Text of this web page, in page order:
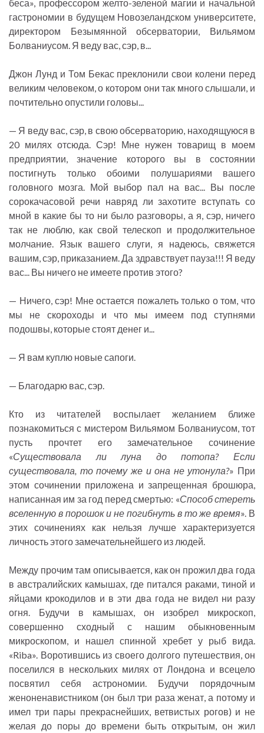
беса», профессором желто-зеленой магии и начальной
гастрономии в будущем Новозеландском университете,
директором Безымянной обсерватории, Вильямом
Болваниусом. Я веду вас, сэр, в...
Джон Лунд и Том Бекас преклонили свои колени перед
великим человеком, о котором они так много слышали, и
почтительно опустили головы...
— Я веду вас, сэр, в свою обсерваторию, находящуюся в
20 милях отсюда. Сэр! Мне нужен товарищ в моем
предприятии, значение которого вы в состоянии
постигнуть только обоими полушариями вашего
головного мозга. Мой выбор пал на вас... Вы после
сорокачасовой речи навряд ли захотите вступать со
мной в какие бы то ни было разговоры, а я, сэр, ничего
так не люблю, как свой телескоп и продолжительное
молчание. Язык вашего слуги, я надеюсь, свяжется
вашим, сэр, приказанием. Да здравствует пауза!!! Я веду
вас... Вы ничего не имеете против этого?
— Ничего, сэр! Мне остается пожалеть только о том, что
мы не скороходы и что мы имеем под ступнями
подошвы, которые стоят денег и...
— Я вам куплю новые сапоги.
— Благодарю вас, сэр.
Кто из читателей воспылает желанием ближе
познакомиться с мистером Вильямом Болваниусом, тот
пусть прочтет его замечательное сочинение
«Существовала ли луна до потопа? Если
существовала, то почему же и она не утонула?» При
этом сочинении приложена и запрещенная брошюра,
написанная им за год перед смертью: «Способ стереть
вселенную в порошок и не погибнуть в то же время». В
этих сочинениях как нельзя лучше характеризуется
личность этого замечательнейшего из людей.
Между прочим там описывается, как он прожил два года
в австралийских камышах, где питался раками, тиной и
яйцами крокодилов и в эти два года не видел ни разу
огня. Будучи в камышах, он изобрел микроскоп,
совершенно сходный с нашим обыкновенным
микроскопом, и нашел спинной хребет у рыб вида.
«Riba». Воротившись из своего долгого путешествия, он
поселился в нескольких милях от Лондона и всецело
посвятил себя астрономии. Будучи порядочным
женоненавистником (он был три раза женат, а потому и
имел три пары прекраснейших, ветвистых рогов) и не
желая до поры до времени быть открытым, он жил